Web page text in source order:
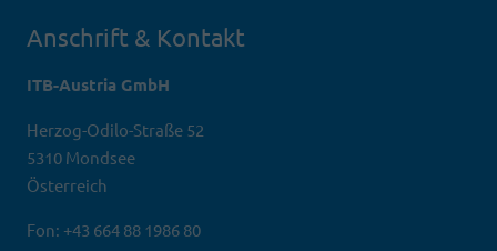
Anschrift & Kontakt
ITB-Austria GmbH
Herzog-Odilo-Straße 52
5310 Mondsee
Österreich
Fon: +43 664 88 1986 80